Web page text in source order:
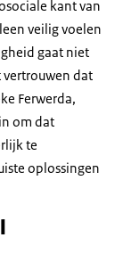
kant van
veilig voelen
gaat niet
vertrouwen dat
Ferwerda,
om dat
te
oplossingen